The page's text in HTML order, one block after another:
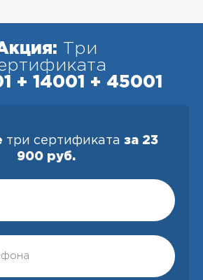
Три
+ 14001 + 45001
три сертификата за 23
900 руб.